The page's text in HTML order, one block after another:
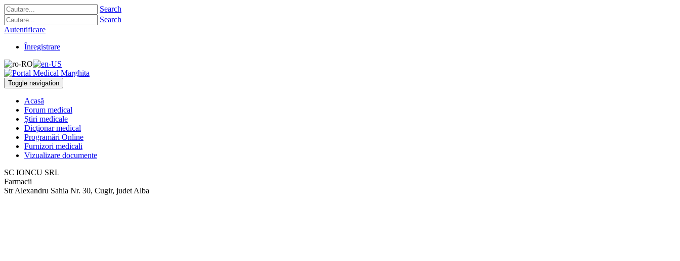
Search
Search
Autentificare
Înregistrare
Toggle navigation
Acasă
Forum medical
Știri medicale
Dicționar medical
Programări Online
Furnizori medicali
Vizualizare documente
SC IONCU SRL
Farmacii
Str Alexandru Sahia Nr. 30, Cugir, judet Alba